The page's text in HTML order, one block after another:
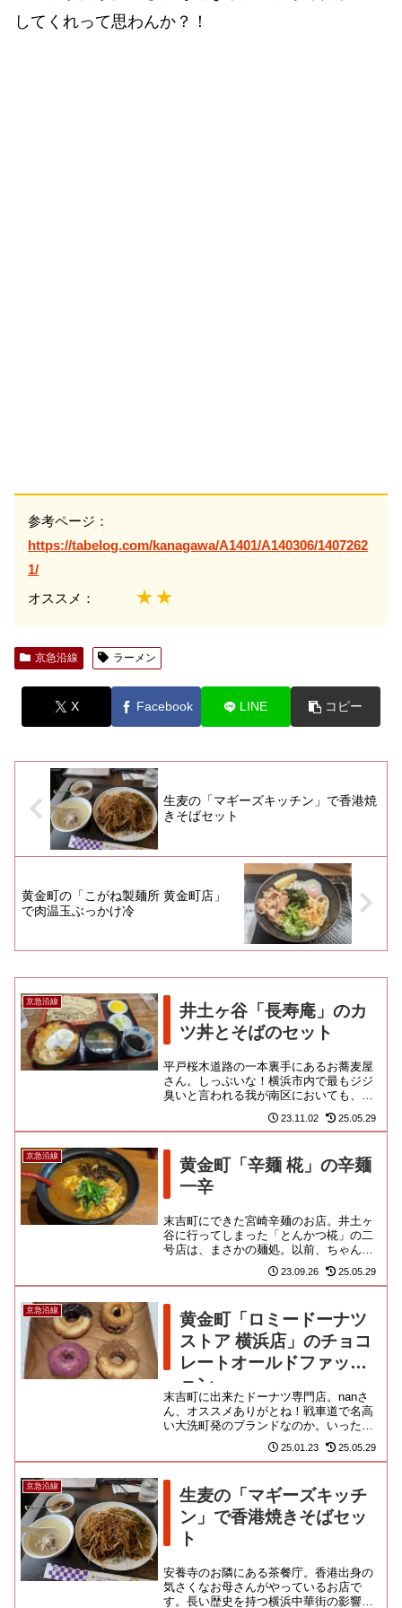
してくれって思わんか？！
参考ページ：
https://tabelog.com/kanagawa/A1401/A140306/1407262
1/
オススメ： ★★
京急沿線 ラーメン
X Facebook LINE コピー
生麦の「マギーズキッチン」で香港焼
きそばセット
黄金町の「こがね製麺所 黄金町店」
で肉温玉ぶっかけ冷
京急沿線
井土ヶ谷「長寿庵」のカ
ツ丼とそばのセット
平戸桜木道路の一本裏手にあるお蕎麦屋
さん。しっぶいな！横浜市内で最もジジ
臭いと言われる我が南区においても、も
麦処なのであります。動いてい...
23.11.02 25.05.29
京急沿線
黄金町「辛麺 椛」の辛麺
一辛
末吉町にできた宮崎辛麺のお店。井土ヶ
谷に行ってしまった「とんかつ椛」の二
号店は、まさかの麺処。以前、ちゃんぽ
んの「びぃどろ亭」で間借り営業してい
たのと同じお店みたいなのよ。...
23.09.26 25.05.29
京急沿線
黄金町「ロミードーナツ
ストア 横浜店」のチョコ
レートオールドファッシ
ョン
末吉町に出来たドーナツ専門店。nanさ
ん、オススメありがとね！戦車道で名高
い大洗町発のブランドなのか。いったい
どういう経緯なのか、横浜の、しかも黄
金町への電撃上陸を果たしま...
25.01.23 25.05.29
京急沿線
生麦の「マギーズキッチ
ン」で香港焼きそばセッ
ト
安養寺のお隣にある茶餐庁。香港出身の
気さくなお母さんがやっているお店で
す。長い歴史を持つ横浜中華街の影響